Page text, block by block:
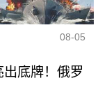
08-05
出底牌！俄罗